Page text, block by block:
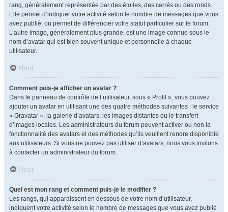
rang, généralement représentée par des étoiles, des carrés ou des ronds.
Elle permet d’indiquer votre activité selon le nombre de messages que vous
avez publié, ou permet de différencier votre statut particulier sur le forum.
L’autre image, généralement plus grande, est une image connue sous le
nom d’avatar qui est bien souvent unique et personnelle à chaque
utilisateur.
Haut
Comment puis-je afficher un avatar ?
Dans le panneau de contrôle de l’utilisateur, sous « Profil », vous pouvez
ajouter un avatar en utilisant une des quatre méthodes suivantes : le service
« Gravatar », la galerie d’avatars, les images distantes ou le transfert
d’images locales. Les administrateurs du forum peuvent activer ou non la
fonctionnalité des avatars et des méthodes qu’ils veuillent rendre disponible
aux utilisateurs. Si vous ne pouvez pas utiliser d’avatars, nous vous invitons
à contacter un administrateur du forum.
Haut
Quel est mon rang et comment puis-je le modifier ?
Les rangs, qui apparaissent en dessous de votre nom d’utilisateur,
indiquent votre activité selon le nombre de messages que vous avez publié